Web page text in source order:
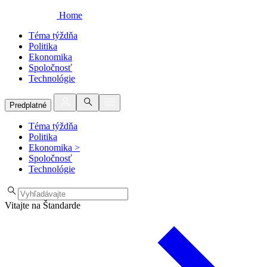
Home
Téma týždňa
Politika
Ekonomika
Spoločnosť
Technológie
Predplatné
Téma týždňa
Politika
Ekonomika >
Spoločnosť
Technológie
Vitajte na Štandarde